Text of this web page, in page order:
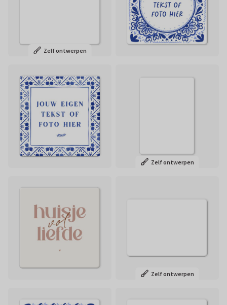
Zelf ontwerpen
Zelf ontwerpen
Zelf ontwerpen